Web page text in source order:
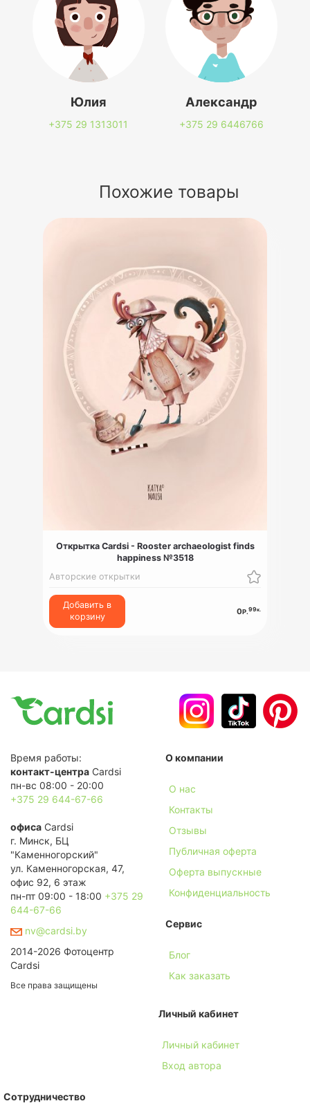
Юлия
+375 29 1313011
Александр
+375 29 6446766
Похожие товары
Открытка Cardsi - Rooster archaeologist finds
happiness №3518
Авторские открытки
Добавить в
корзину
0Р.99к.
Время работы:
контакт-центра Cardsi
пн-вс 08:00 - 20:00
+375 29 644-67-66
офиса Cardsi
г. Минск, БЦ
"Каменногорский"
ул. Каменногорская, 47,
офис 92, 6 этаж
пн-пт 09:00 - 18:00 +375 29
644-67-66
nv@cardsi.by
2014-2026 Фотоцентр
Cardsi
Все права защищены
О компании
О нас
Контакты
Отзывы
Публичная оферта
Оферта выпускные
Конфиденциальность
Сервис
Блог
Как заказать
Личный кабинет
Личный кабинет
Вход автора
Сотрудничество